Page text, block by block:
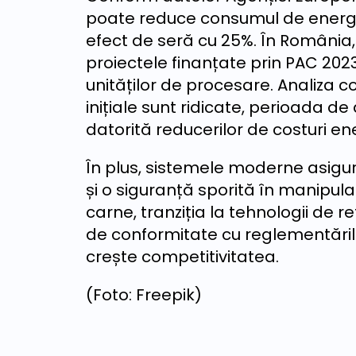
poate reduce consumul de
efect de seră cu 25%. În
proiectele finanțate prin PAC
unităților de procesare. Analiza
inițiale sunt ridicate, perioada de
datorită reducerilor de costuri
În plus, sistemele moderne
și o siguranță sporită în
carne, tranziția la tehnologii de
de conformitate cu
crește competitivitatea.
(Foto: Freepik)